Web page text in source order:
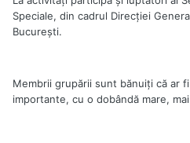
Speciale, din cadrul Direcției
București.
Membrii grupării sunt bănuiţi că ar
importante, cu o dobândă mare,